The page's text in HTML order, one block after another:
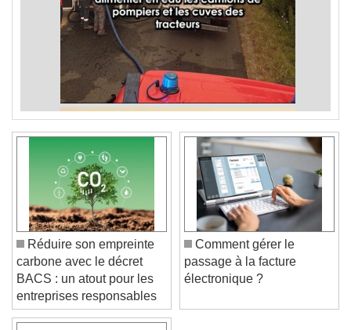
Réduire son empreinte
carbone avec le décret
BACS : un atout pour les
entreprises responsables
Comment gérer le
passage à la facture